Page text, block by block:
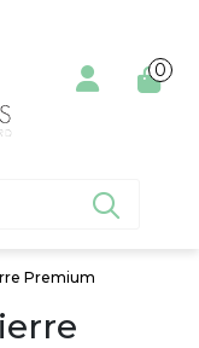
 0
Premium